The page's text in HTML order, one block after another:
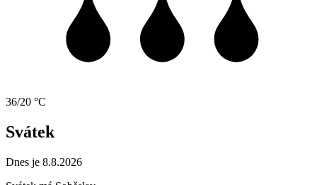
36/20 °C
Svátek
Dnes je 8.8.2026